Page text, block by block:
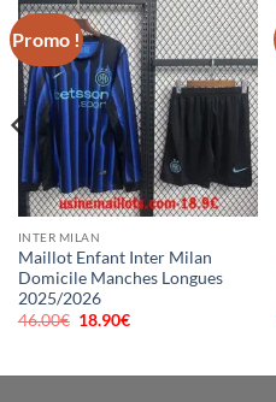
Promo !
INTER MILAN
Maillot Enfant Inter Milan
Domicile Manches Longues
2025/2026
46.00€ Le
18.90€Le